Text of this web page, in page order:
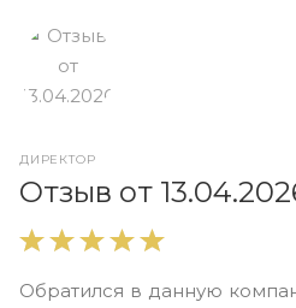
ДИРЕКТОР
Отзыв от
Обратился в данную